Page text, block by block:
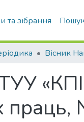
та зібрання